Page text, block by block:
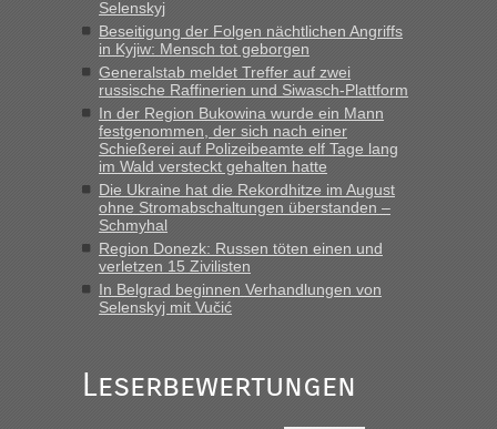
Anfrage. Ich möchte 4 Umzugskartons mit gebrauchter
Straßen Kleidung bei der Einreise in die Ukraine
mitnehmen. Es ist gebrauchte Kleidung...“
Berichte und Reisetipps • Re: An welchem
Grenzübergang zwischen Polen und der Ukraine geht es am
schnellsten?
„Wir sind mit unserem Wohnmobil, wie geplant am Montag
15.6. in Krakovets rüber. Sehr zeitig los gegen 5 Uhr in der
Früh. Mit sehr sehr wenig Verkehr, super bis zur Grenze. Nur
8 PKW vor der Schranke....“
inBerichte und Reisetipps • Re: An welchem
Grenzübergang zwischen Polen und der Ukraine geht es am
in Krakowez mit dem Kleinbus. Abfertigung ging dann
schnell da auch Passagiere mit EU-Pass dabei waren“
Selenskyj
Beseitigung der Folgen nächtlichen Angriffs
in Kyjiw: Mensch tot geborgen
Generalstab meldet Treffer auf zwei
russische Raffinerien und Siwasch-Plattform
In der Region Bukowina wurde ein Mann
festgenommen, der sich nach einer
Schießerei auf Polizeibeamte elf Tage lang
im Wald versteckt gehalten hatte
Die Ukraine hat die Rekordhitze im August
ohne Stromabschaltungen überstanden –
Schmyhal
Region Donezk: Russen töten einen und
verletzen 15 Zivilisten
In Belgrad beginnen Verhandlungen von
Selenskyj mit Vučić
Leserbewertungen